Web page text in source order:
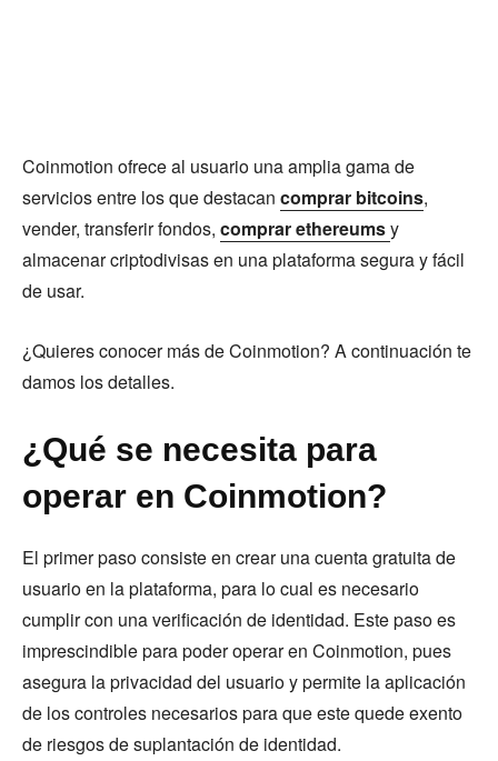
Coinmotion ofrece al usuario una amplia gama de
servicios entre los que destacan comprar bitcoins,
vender, transferir fondos, comprar ethereumsy
almacenar criptodivisas en una plataforma segura y fácil
de usar.
¿Quieres conocer más de Coinmotion? A continuación te
damos los detalles.
¿Qué se necesita para
operar en Coinmotion?
El primer paso consiste en crear una cuenta gratuita de
usuario en la plataforma, para lo cual es necesario
cumplir con una verificación de identidad. Este paso es
imprescindible para poder operar en Coinmotion, pues
asegura la privacidad del usuario y permite la aplicación
de los controles necesarios para que este quede exento
de riesgos de suplantación de identidad.